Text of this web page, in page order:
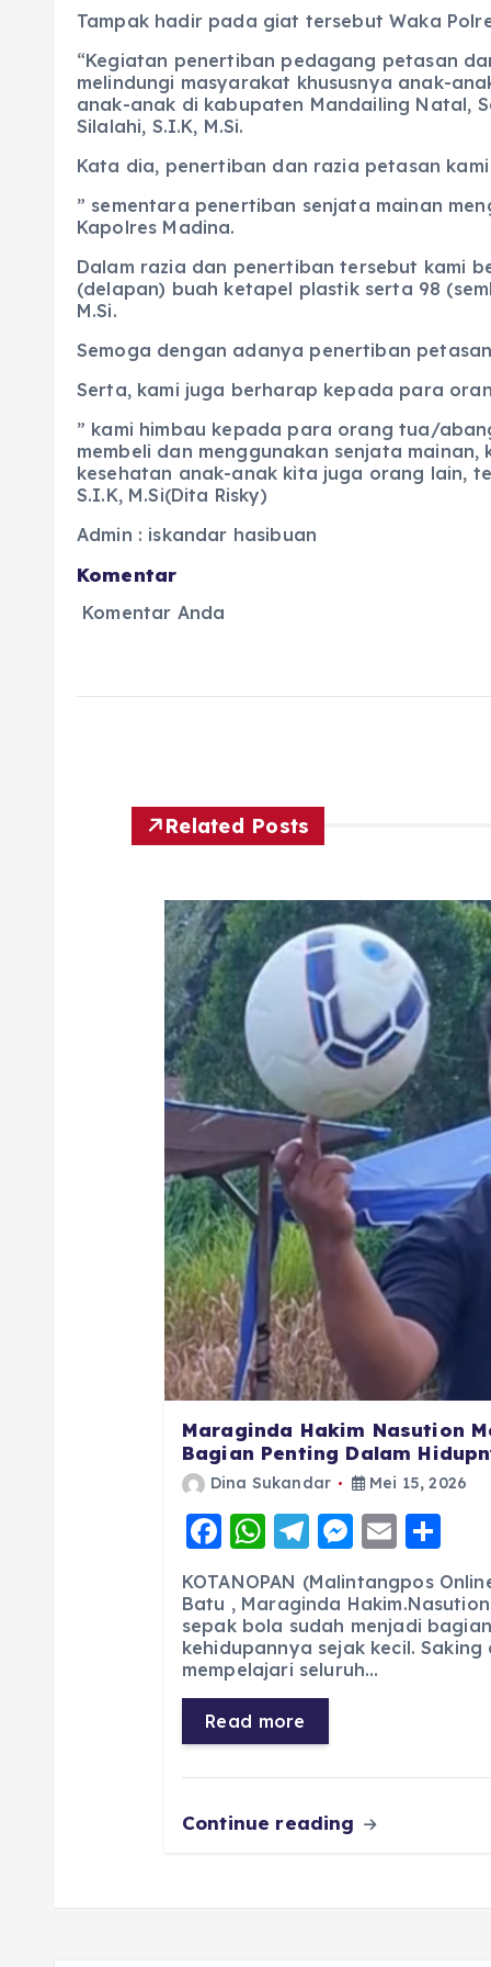
Tampak hadir pada giat tersebut Waka
“Kegiatan penertiban pedagang petasan
melindungi masyarakat khususnya anak-
anak-anak di kabupaten Mandailing Natal,
Silalahi, S.I.K, M.Si.
Kata dia, penertiban dan razia petasan
” sementara penertiban senjata mainan
Kapolres Madina.
Dalam razia dan penertiban tersebut kami
(delapan) buah ketapel plastik serta 98
M.Si.
Semoga dengan adanya penertiban
Serta, kami juga berharap kepada para
” kami himbau kepada para orang tua/
membeli dan menggunakan senjata
kesehatan anak-anak kita juga orang lain,
S.I.K, M.Si(Dita Risky)
Admin : iskandar hasibuan
Komentar
Komentar Anda
Related Posts
Maraginda Hakim Nasution
Bagian Penting Dalam
Dina Sukandar Mei 15, 2026
F
a
c
e
b
o
o
k
W
h
a
ts
A
p
p
T
el
e
g
r
a
m
M
e
ss
e
n
E
m
ai
l
h
a
re
KOTANOPAN (Malintangpos
Batu , Maraginda
sepak bola sudah menjadi
kehidupannya sejak kecil.
mempelajari seluruh…
Read more
Continue reading